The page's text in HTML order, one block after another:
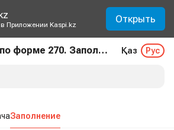
в Приложении Kaspi.kz Открыть
Декларация по форме 270. Заполнение Қаз Рус
Заполнение